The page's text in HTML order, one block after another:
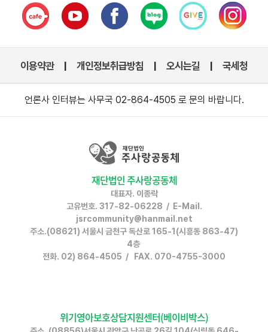
이용약관| 개인정보취급방침 오시는길 국세청
언론사 인터뷰는 사무국 02-864-4505 로 문의 바랍니다.
재단법인 주사랑공동체
대표자. 이종락
고유번호. 317-82-06228 / E-Mail.
jsrcommunity@hanmail.net
주소.(08621) 서울시 금천구 독산로 165-1(시흥동 863-47)
4층
전화. 02) 864-4505 / FAX. 070-4755-3000
위기영아보호상담지원센터(베이비박스)